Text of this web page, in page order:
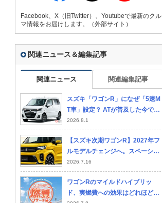
Facebook、X（旧Twitter）、Youtubeで最新のクル
マ情報をお届けします。（外部サイト）
関連ニュース＆編集記事
関連ニュース 関連編集記事
スズキ「ワゴンR」になぜ「5速M
T車」設定？ ATが普及した今でも
MTモデルを残す意味とは
2026.8.1
【スズキ次期ワゴンR】2027年フ
ルモデルチェンジへ。スペーシア
と決別し「脱・肥大化」で狙う名
車復権
2026.7.16
ワゴンRのマイルドハイブリッ
ド、実燃費への効果はどれほど？